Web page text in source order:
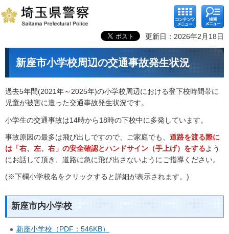
コンテ
ンツメ
ニュー
検索メ
ニュー
更新日：2026年2月18日
新座市小学校周辺の交通事故発生状況
過去5年間(2021年～2025年)の小学校周辺における登下校時間帯に
児童が被害に遭った交通事故発生状況です。
小学生の交通事故は14時から18時の下校中に多発しています。
事故原因の最多は飛び出しですので、ご家庭でも、 道路を渡る際に
は「右、左、右」の安全確認とハンドサイン（手上げ）をするよう
にお話して頂き、道路に急に飛び出さないようにご指導ください。
(※下欄小学校名をクリックすると詳細が表示されます。)
新座市内小学校
新座小学校（PDF：546KB）